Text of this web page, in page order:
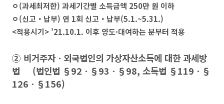
ㅇ(과세최저한) 과세기간별 소득금액 250만 원 이하
ㅇ(신고 ‧ 납부) 연 1회 신고 ‧ 납부(5.1.~5.31.)
<적용시기> ’21.10.1. 이후 양도·대여하는 분부터 적용
② 비거주자ㆍ 외국법인의 가상자산소득에 대한 과세방
법 (법인법 §92 ㆍ §93 ㆍ §98, 소득법 §119 ㆍ §
126 ㆍ §156)